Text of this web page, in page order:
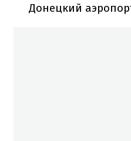
Донецкий